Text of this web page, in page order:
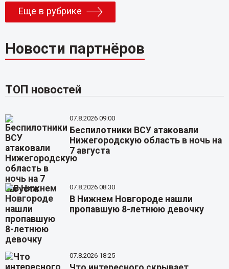
Еще в рубрике
Новости партнёров
ТОП новостей
07.8.2026 09:00
Беспилотники ВСУ атаковали
Нижегородскую область в ночь на
7 августа
07.8.2026 08:30
В Нижнем Новгороде нашли
пропавшую 8-летнюю девочку
07.8.2026 18:25